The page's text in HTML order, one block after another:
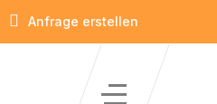
Anfrage erstellen